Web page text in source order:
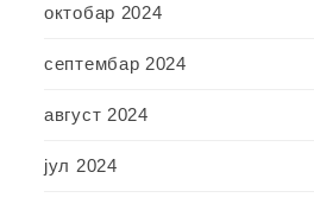
октобар 2024
септембар 2024
август 2024
јул 2024